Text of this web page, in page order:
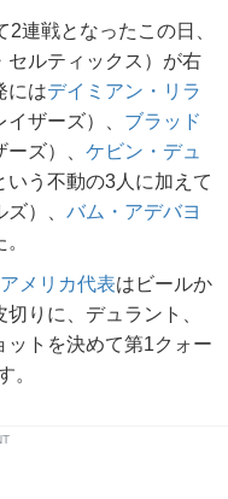
連戦となったこの日、
セルティックス）が右
にはデイミアン・リラ
ザーズ）、 ブラッド
ズ）、 ケビン・デュ
いう不動の3人に加えて
）、 バム・アデバヨ
アメリカ代表はビールか
りに、デュラント、
ットを決めて第1クォー
。